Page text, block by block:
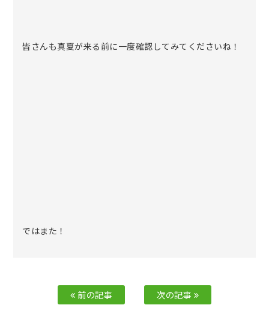
皆さんも真夏が来る前に一度確認してみてくださいね！
ではまた！
前の記事 次の記事